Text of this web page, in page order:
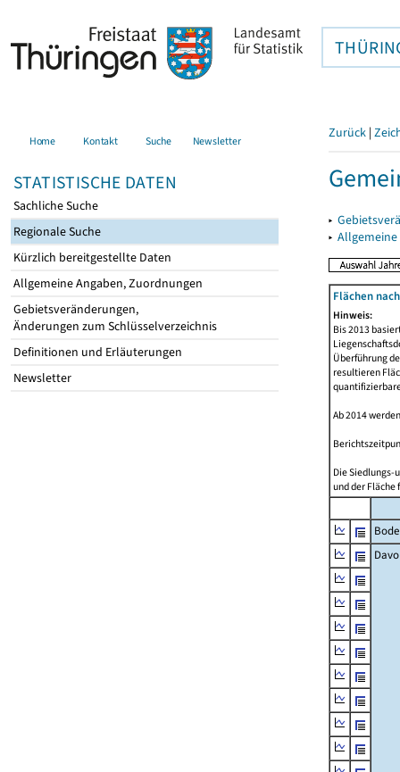
Home Kontakt Suche Newsletter
STATISTISCHE DATEN
Sachliche Suche
Regionale Suche
Kürzlich bereitgestellte Daten
Allgemeine Angaben, Zuordnungen
Gebietsveränderungen,
Änderungen zum Schlüsselverzeichnis
Definitionen und Erläuterungen
Newsletter
Zurück |
▸
▸
Flächen
Hinweis:
Bis 2013
Überführung
resultieren
Ab 2014
Die Siedlungs-
und der Fläche